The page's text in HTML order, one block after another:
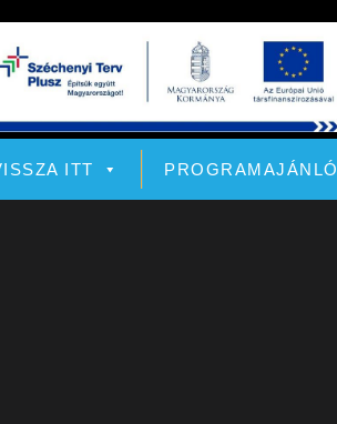
ITT PROGRAMAJÁNLÓ